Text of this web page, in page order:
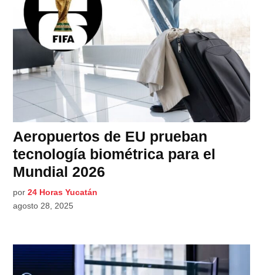
Aeropuertos de EU prueban
tecnología biométrica para el
Mundial 2026
por 24 Horas Yucatán
agosto 28, 2025